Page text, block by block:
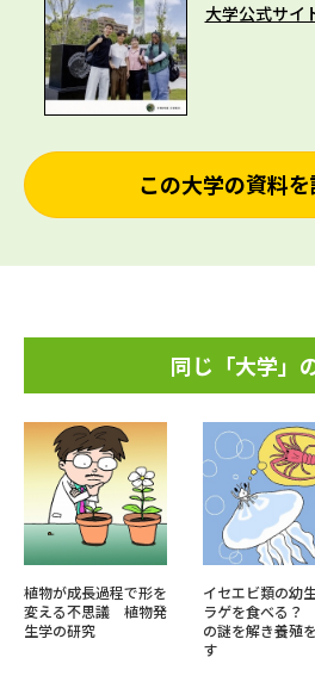
大学公式サイ
この大学の資料
同じ「大学」
植物が成長過程で形を
変える不思議 植物発
生学の研究
イセエビ類の幼
ラゲを食べる
の謎を解き養殖
す